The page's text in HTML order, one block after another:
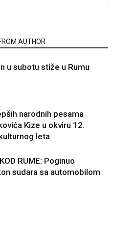
AUTHOR
u subotu stiže u Rumu
narodnih pesama
Kize u okviru 12.
leta
RUME: Poginuo
sudara sa automobilom